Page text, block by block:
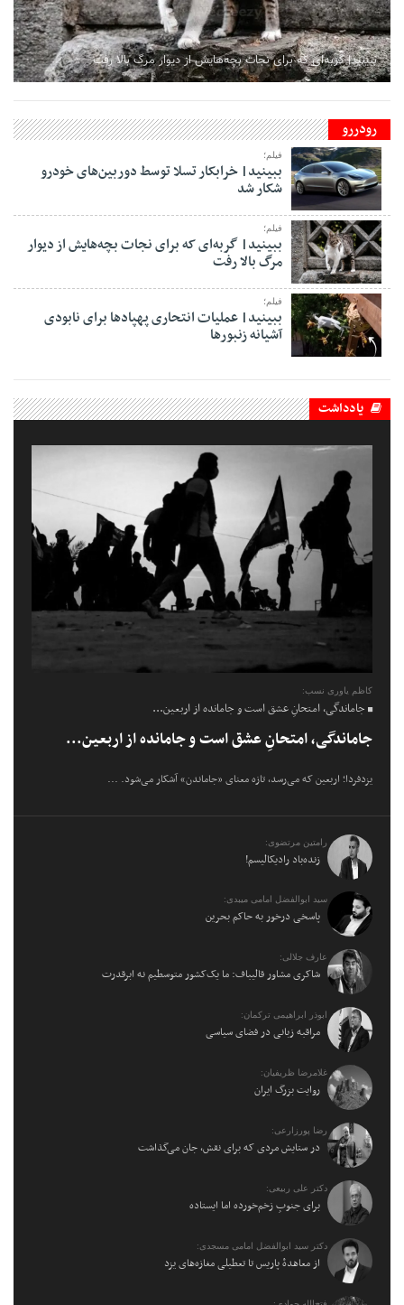
ببینید| گربه‌ای که برای نجات بچه‌هایش از دیوار مرگ بالا رفت
رودررو
فیلم؛
ببینید| خرابکار تسلا توسط دوربین‌های خودرو
شکار شد
فیلم؛
ببینید| گربه‌ای که برای نجات بچه‌هایش از دیوار
مرگ بالا رفت
فیلم؛
ببینید| عملیات انتحاری پهپادها برای نابودی
آشیانه زنبورها
یادداشت
کاظم یاوری نسب:
جاماندگی، امتحانِ عشق است و جامانده از اربعین...
جاماندگی، امتحانِ عشق است و جامانده از اربعین...
یزدفردا؛ اربعین که می‌رسد، تازه معنای «جاماندن» آشکار می‌شود. ...
رامتین مرتضوی:
زنده‌باد رادیکالیسم!
سید ابوالفضل امامی میبدی:
پاسخی درخور به حاکم بحرین
عارف جلالی:
شاکری مشاور قالیباف: ما یک‌کشور متوسطیم نه ابرقدرت
ابوذر ابراهیمی ترکمان:
مراقبه زبانی در فضای سیاسی
غلامرضا ظریفیان:
روایت بزرگ ایران
رضا پورزارعی:
در ستایش مردی که برای نقش، جان می‌گذاشت
دکتر علی ربیعی:
برای جنوبِ زخم‌خورده اما ایستاده
دکتر سید ابوالفضل امامی مسجدی:
از معاهدهٔ پاریس تا تعطیلی مغازه‌های یزد